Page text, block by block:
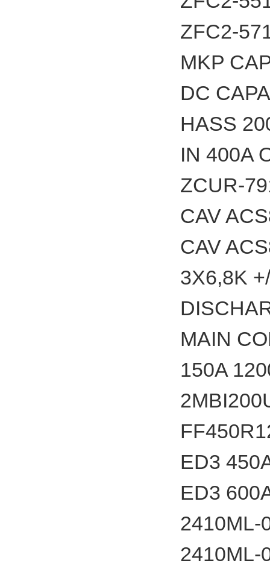
ZFC2-
MKP
DC
HASS
IN 400A
ZCUR-
CAV
CAV
3X6,8K
MAIN
150A
ED3
ED3